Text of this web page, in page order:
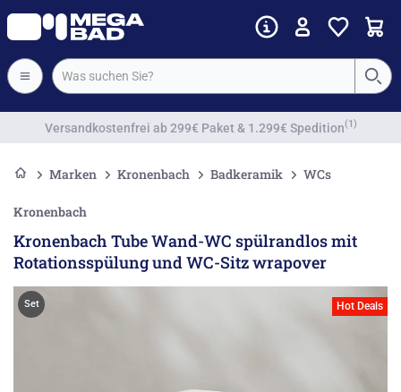
Vorkassenrabatt
Marken Kronenbach Badkeramik WCs
Kronenbach
Kronenbach Tube Wand-WC spülrandlos mit
Rotationsspülung und WC-Sitz wrapover
Set Hot Deals